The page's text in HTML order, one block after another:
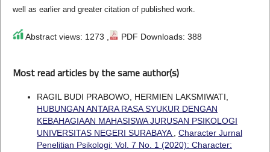
well as earlier and greater citation of published work.
Abstract views: 1273 , PDF Downloads: 388
Most read articles by the same author(s)
RAGIL BUDI PRABOWO, HERMIEN LAKSMIWATI,
HUBUNGAN ANTARA RASA SYUKUR DENGAN
KEBAHAGIAAN MAHASISWA JURUSAN PSIKOLOGI
UNIVERSITAS NEGERI SURABAYA
Character Jurnal
Penelitian Psikologi: Vol. 7 No. 1 (2020): Character: